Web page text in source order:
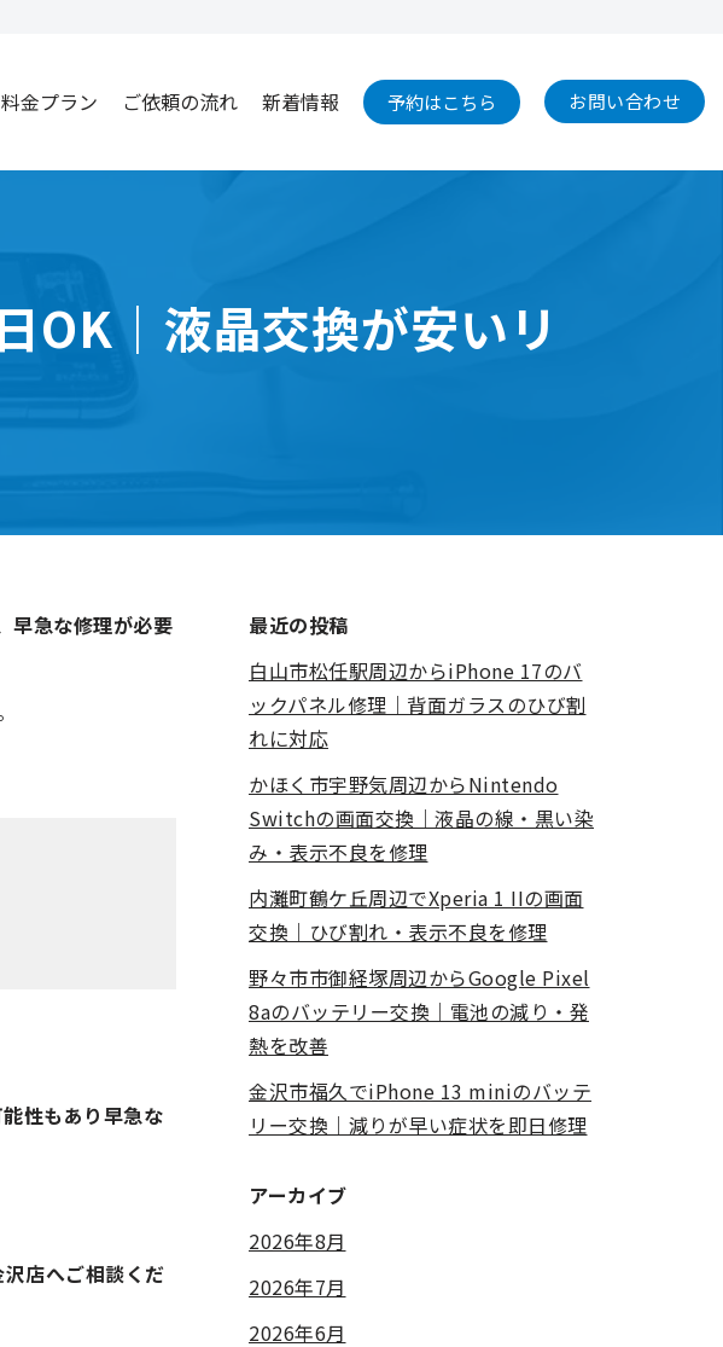
料金プラン ご依頼の流れ 新着情報 予約はこちら お問い合わせ
｜液晶交換が安いリ
早急な修理が必要
性もあり早急な
店へご相談くだ
最近の投稿
白山市松任駅周辺からiPhone 17のバ
ックパネル修理｜背面ガラスのひび割
れに対応
かほく市宇野気周辺からNintendo
Switchの画面交換｜液晶の線・黒い染
み・表示不良を修理
内灘町鶴ケ丘周辺でXperia 1 IIの画面
交換｜ひび割れ・表示不良を修理
野々市市御経塚周辺からGoogle Pixel
8aのバッテリー交換｜電池の減り・発
熱を改善
金沢市福久でiPhone 13 miniのバッテ
リー交換｜減りが早い症状を即日修理
アーカイブ
2026年8月
2026年7月
2026年6月